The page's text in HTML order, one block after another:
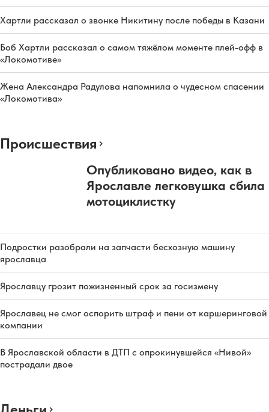
Хартли рассказал о звонке Никитину после победы в Казани
Боб Хартли рассказал о самом тяжёлом моменте плей-офф в
«Локомотиве»
Жена Александра Радулова напомнила о чудесном спасении
«Локомотива»
Происшествия
Опубликовано видео, как в
Ярославле легковушка сбила
мотоциклистку
Подростки разобрали на запчасти бесхозную машину
ярославца
Ярославцу грозит пожизненный срок за госизмену
Ярославец не смог оспорить штраф и пени от каршеринговой
компании
В Ярославской области в ДТП с опрокинувшейся «Нивой»
пострадали двое